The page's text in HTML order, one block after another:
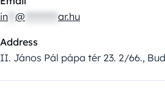
in @ ar.hu
Address
II. János Pál pápa tér 23. 2/66.,